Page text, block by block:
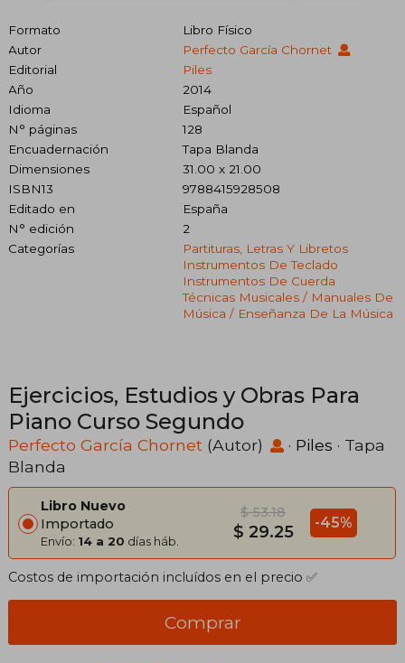
Formato
Libro Físico
Autor
Perfecto García Chornet
Editorial
Piles
Año
2014
Idioma
Español
N° páginas
128
Encuadernación
Tapa Blanda
Dimensiones
31.00 x 21.00
ISBN13
9788415928508
Editado en
España
N° edición
2
Categorías
Partituras, Letras Y Libretos
Instrumentos De Teclado
Instrumentos De Cuerda
Técnicas Musicales / Manuales De
Música / Enseñanza De La Música
Ejercicios, Estudios y Obras Para
Piano Curso Segundo
Perfecto García Chornet (Autor) · Piles · Tapa
Blanda
Libro Nuevo
Importado
Envío: 14 a 20 días háb.
$ 53.18
$ 29.25 -45%
Costos de importación incluídos en el precio ✅
Comprar